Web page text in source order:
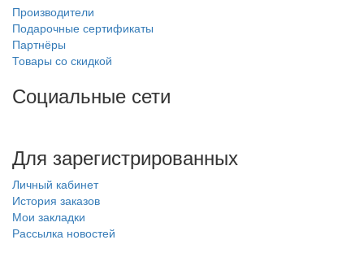
Производители
Подарочные сертификаты
Партнёры
Товары со скидкой
Социальные сети
Для зарегистрированных
Личный кабинет
История заказов
Мои закладки
Рассылка новостей